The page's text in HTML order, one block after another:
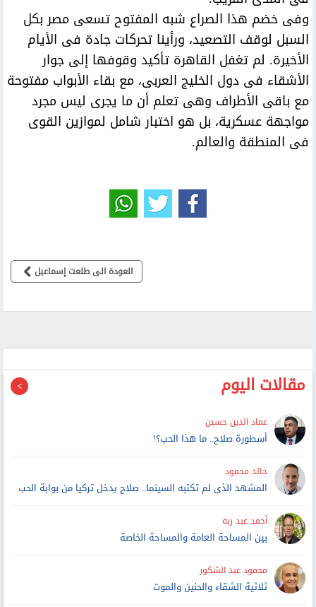
وفى خضم هذا الصراع شبه المفتوح تسعى مصر بكل
السبل لوقف التصعيد، ورأينا تحركات جادة فى الأيام
الأخيرة. لم تغفل القاهرة تأكيد وقوفها إلى جوار
الأشقاء فى دول الخليج العربى، مع بقاء الأبواب مفتوحة
مع باقى الأطراف وهى تعلم أن ما يجرى ليس مجرد
مواجهة عسكرية، بل هو اختبار شامل لموازين القوى
فى المنطقة والعالم.
العودة الى طلعت إسماعيل
مقالات اليوم
عماد الدين حسين
أسطورة صلاح.. ما هذا الحب؟!
خالد محمود
المشهد الذى لم تكتبه السينما.. صلاح يدخل تركيا من بوابة الحب
أحمد عبد ربه
بين المساحة العامة والمساحة الخاصة
محمود عبد الشكور
ثلاثية الشقاء والحنين والموت